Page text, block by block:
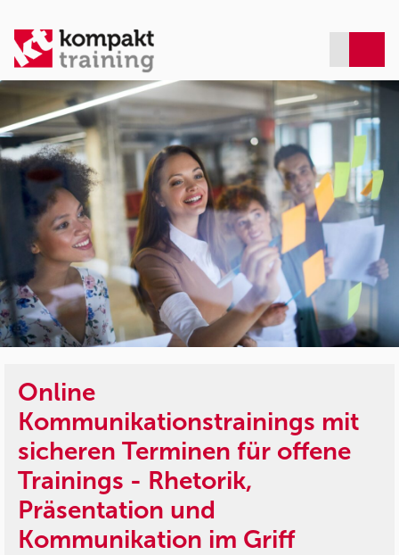
Online
Kommunikationstrainings mit
sicheren Terminen für offene
Trainings - Rhetorik,
Präsentation und
Kommunikation im Griff